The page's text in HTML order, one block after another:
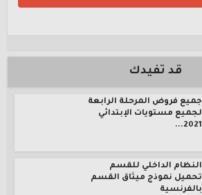
قد تفيدك
جميع فروض المرحلة الرابعة
لجميع مستويات الإبتدائي
2021...
النظام الداخلي للقسم
تحميل نموذج ميثاق القسم
بالفرنسية